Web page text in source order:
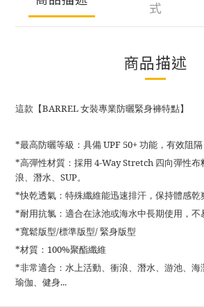
式
商品描述
這款【BARREL 女裝專業防曬緊身褲特點】
*最高防曬等級：具備 UPF 50+ 功能，有效阻隔
*高彈性材質：採用 4-Way Stretch 四向彈性布
浪、潛水、SUP。
*快乾透氣：特殊纖維能迅速排汗，保持體感乾
*耐用抗氯：適合在泳池或海水中長期使用，不
*寬鬆版型/標準版型/ 緊身版型
*材質：100%聚酯纖維
*非常適合：水上活動、衝浪、潛水、游池、海
瑜伽、健身...